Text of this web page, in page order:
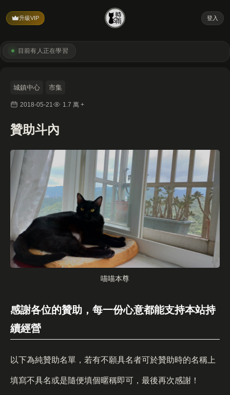
升級VIP 登入
目前有 人正在學習
城鎮中心 市集
2018-05-21 1.7 萬 +
贊助斗內
喵喵本尊
感謝各位的贊助，每一份心意都能支持本站持
續經營
以下為純贊助名單，若有不願具名者可於贊助時的名稱上
填寫不具名或是隨便填個暱稱即可，最後再次感謝！